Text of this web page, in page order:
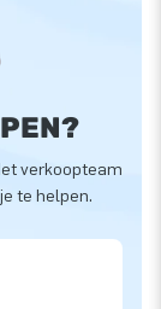
verkoopteam
te helpen.